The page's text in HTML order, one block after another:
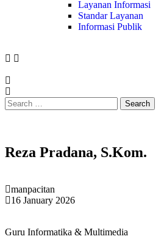
Layanan Informasi
Standar Layanan
Informasi Publik
Reza Pradana, S.Kom.
manpacitan
16 January 2026
Guru Informatika & Multimedia